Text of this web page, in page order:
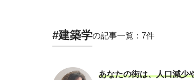
#建築学の記事一覧：7件
あなたの街は、人口減少